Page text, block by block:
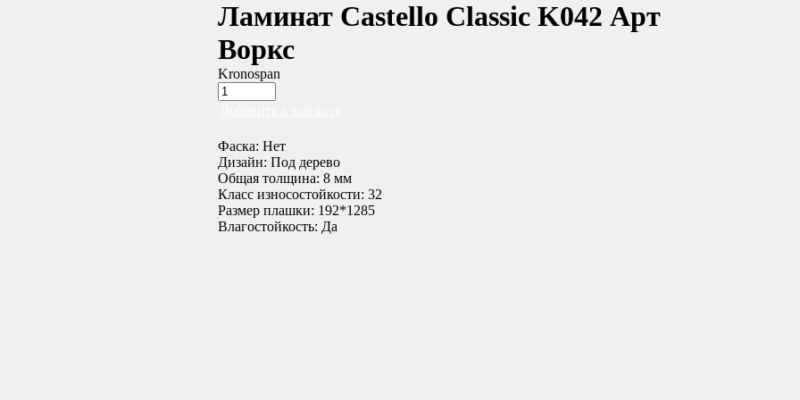
Ламинат Castello Classic K042 Арт
Воркс
Kronospan
Фаска: Нет
Дизайн: Под дерево
Общая толщина: 8 мм
Класс износостойкости: 32
Размер плашки: 192*1285
Влагостойкость: Да